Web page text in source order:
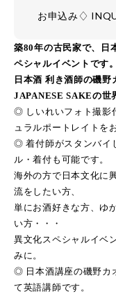
お申込み♢
築80年の古民家で、日
ペシャルイベントです。
日本酒 利き酒師の磯
JAPANESE SAKEの世
◎ しいれいフォト撮影
ュラルポートレイトを
◎ 着付師がスタンバイ
ル・着付も可能です。
海外の方で日本文化に
流をしたい方、
単にお酒好きな方、ゆ
い方・・・
異文化スペシャルイベ
みに。
◎ 日本酒講座の磯野カ
て英語講師です。